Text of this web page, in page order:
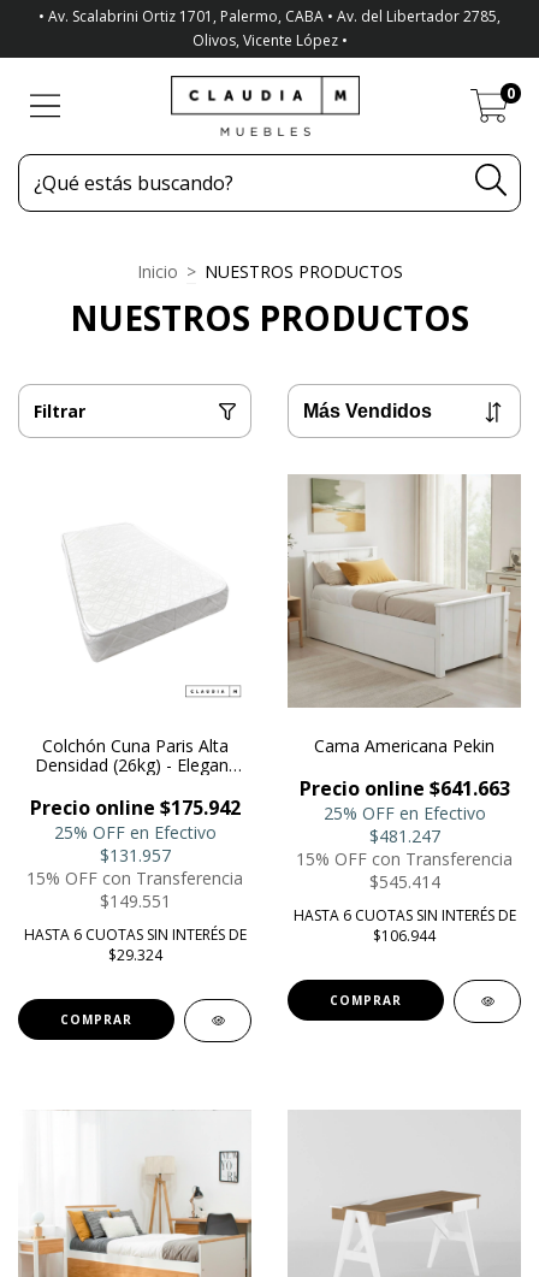
• Av. Scalabrini Ortiz 1701, Palermo, CABA • Av. del Libertador 2785,
Olivos, Vicente López •
0
Inicio > NUESTROS PRODUCTOS
NUESTROS PRODUCTOS
Filtrar
Colchón Cuna Paris Alta
Densidad (26kg) - Elegant
Precio online $175.942
25% OFF en Efectivo
$131.957
15% OFF con Transferencia
$149.551
HASTA 6 CUOTAS SIN INTERÉS DE
$29.324
Cama Americana Pekin
Precio online $641.663
25% OFF en Efectivo
$481.247
15% OFF con Transferencia
$545.414
HASTA 6 CUOTAS SIN INTERÉS DE
$106.944
COMPRAR